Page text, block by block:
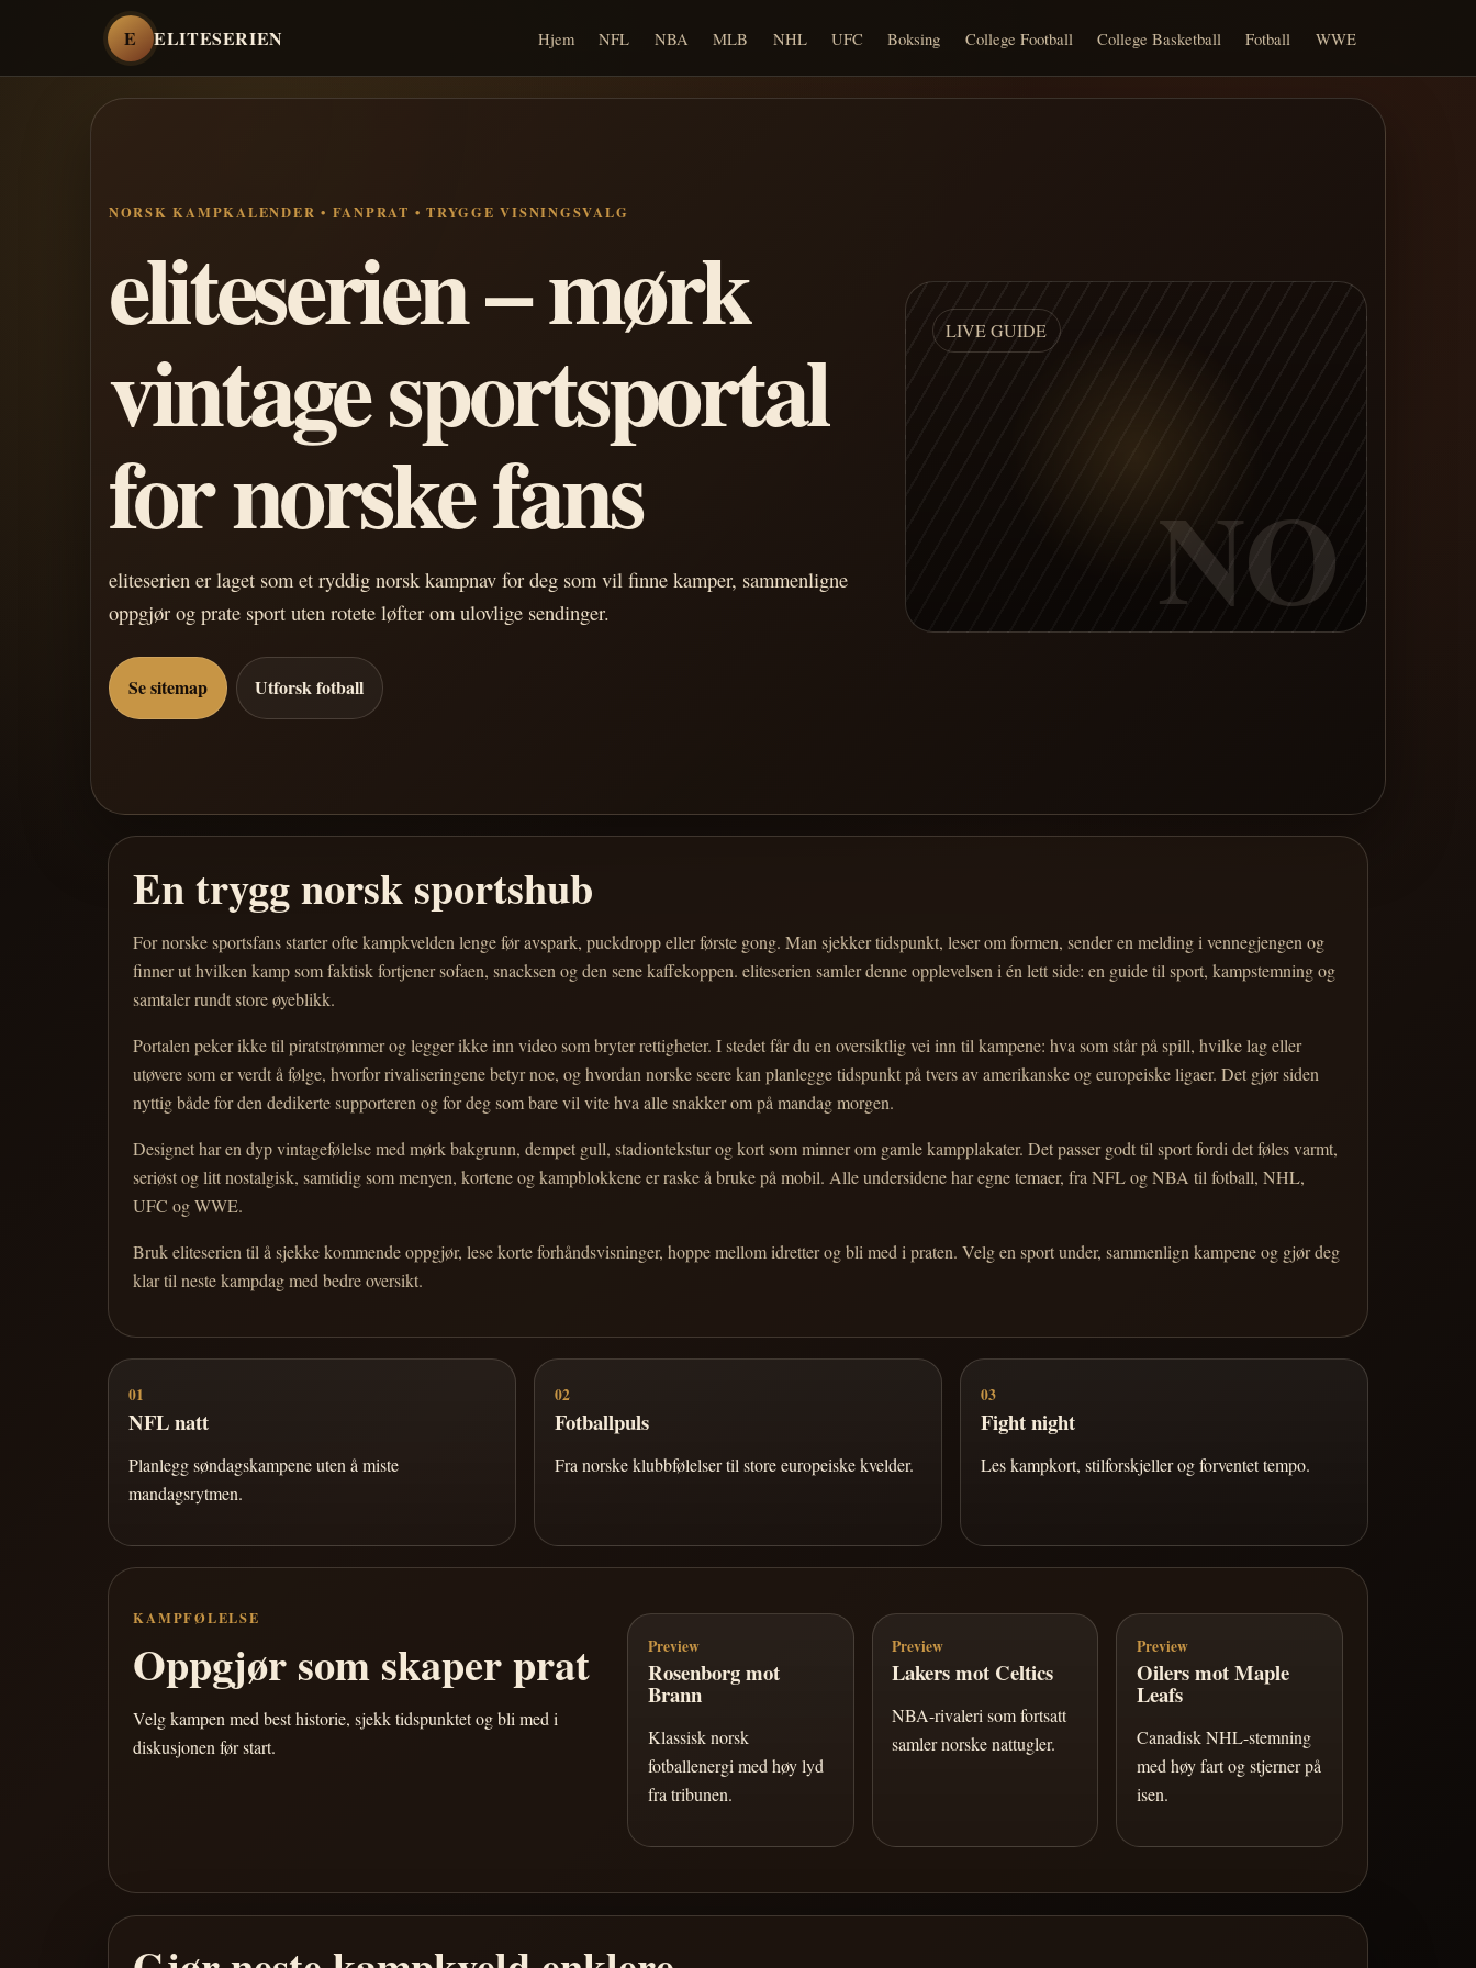
E ELITESERIEN Hjem NFL NBA MLB NHL UFC Boksing College Football College Basketball Fotball WWE
NORSK KAMPKALENDER • FANPRAT • TRYGGE VISNINGSVALG
eliteserien – mørk
vintage sportsportal
for norske fans
eliteserien er laget som et ryddig norsk kampnav for deg som vil finne kamper, sammenligne
oppgjør og prate sport uten rotete løfter om ulovlige sendinger.
Se sitemap Utforsk fotball
LIVE GUIDE
NO
En trygg norsk sportshub
For norske sportsfans starter ofte kampkvelden lenge før avspark, puckdropp eller første gong. Man sjekker tidspunkt, leser om formen, sender en melding i vennegjengen og
finner ut hvilken kamp som faktisk fortjener sofaen, snacksen og den sene kaffekoppen. eliteserien samler denne opplevelsen i én lett side: en guide til sport, kampstemning og
samtaler rundt store øyeblikk.
Portalen peker ikke til piratstrømmer og legger ikke inn video som bryter rettigheter. I stedet får du en oversiktlig vei inn til kampene: hva som står på spill, hvilke lag eller
utøvere som er verdt å følge, hvorfor rivaliseringene betyr noe, og hvordan norske seere kan planlegge tidspunkt på tvers av amerikanske og europeiske ligaer. Det gjør siden
nyttig både for den dedikerte supporteren og for deg som bare vil vite hva alle snakker om på mandag morgen.
Designet har en dyp vintagefølelse med mørk bakgrunn, dempet gull, stadiontekstur og kort som minner om gamle kampplakater. Det passer godt til sport fordi det føles varmt,
seriøst og litt nostalgisk, samtidig som menyen, kortene og kampblokkene er raske å bruke på mobil. Alle undersidene har egne temaer, fra NFL og NBA til fotball, NHL,
UFC og WWE.
Bruk eliteserien til å sjekke kommende oppgjør, lese korte forhåndsvisninger, hoppe mellom idretter og bli med i praten. Velg en sport under, sammenlign kampene og gjør deg
klar til neste kampdag med bedre oversikt.
01
NFL natt
Planlegg søndagskampene uten å miste
mandagsrytmen.
02
Fotballpuls
Fra norske klubbfølelser til store europeiske kvelder.
03
Fight night
Les kampkort, stilforskjeller og forventet tempo.
KAMPFØLELSE
Oppgjør som skaper prat
Velg kampen med best historie, sjekk tidspunktet og bli med i
diskusjonen før start.
Preview
Rosenborg mot
Brann
Klassisk norsk
fotballenergi med høy lyd
fra tribunen.
Preview
Lakers mot Celtics
NBA-rivaleri som fortsatt
samler norske nattugler.
Preview
Oilers mot Maple
Leafs
Canadisk NHL-stemning
med høy fart og stjerner på
isen.